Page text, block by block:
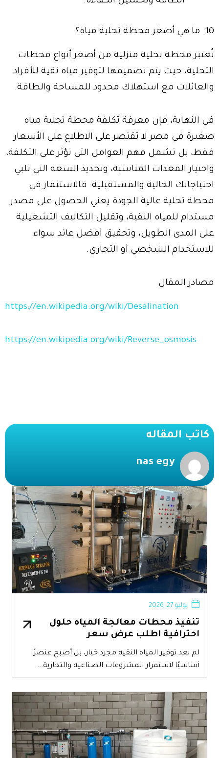
10. ما هي أصغر محطة تحلية مياه؟
تُعتبر محطة تحلية منزلية من أصغر أنواع محطات
التحلية، حيث يتم تصميمها لتوفير مياه نقية للأفراد
والعائلات مع استهلاك محدود للمساحة والطاقة.
في النهاية، فإن معرفة تكلفة محطة تحلية مياه
صغيرة في مصر لا تقتصر على الاطلاع على الأسعار
فقط، بل تشمل فهم العوامل التي تؤثر على التكلفة،
واختيار المعدات المناسبة، وتحديد السعة التي تلبي
احتياجاتك الحالية والمستقبلية. فالاستثمار في
محطة تحلية عالية الجودة يعني الحصول على مصدر
مستدام للمياه النقية، وتقليل التكاليف التشغيلية
على المدى الطويل، وتحقيق أفضل عائد سواء
للاستخدام الشخصي أو التجاري.
مصادر المقال
https://en.wikipedia.org/wiki/Desalination
https://en.wikipedia.org/wiki/Reverse_osmosis
كاتب المقاله
nas egy
تنفيذ محطات معالجة المياه حلول
احترافية اطلب عرض سعر
يوليو 27, 2026
لم يعد توفير المياه النقية مجرد خيار، بل أصبح عنصرًا
أساسيًا لاستمرار المشروعات الصناعية والتجارية...